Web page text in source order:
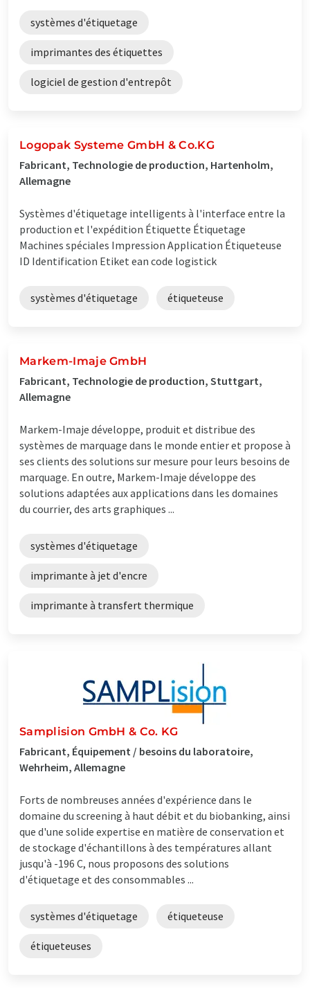
systèmes d'étiquetage
imprimantes des étiquettes
logiciel de gestion d'entrepôt
Logopak Systeme GmbH & Co.KG
Fabricant, Technologie de production, Hartenholm,
Allemagne
Systèmes d'étiquetage intelligents à l'interface entre la
production et l'expédition Étiquette Étiquetage
Machines spéciales Impression Application Étiqueteuse
ID Identification Etiket ean code logistick
systèmes d'étiquetage étiqueteuse
Markem-Imaje GmbH
Fabricant, Technologie de production, Stuttgart,
Allemagne
Markem-Imaje développe, produit et distribue des
systèmes de marquage dans le monde entier et propose à
ses clients des solutions sur mesure pour leurs besoins de
marquage. En outre, Markem-Imaje développe des
solutions adaptées aux applications dans les domaines
du courrier, des arts graphiques ...
systèmes d'étiquetage
imprimante à jet d'encre
imprimante à transfert thermique
Samplision GmbH & Co. KG
Fabricant, Équipement / besoins du laboratoire,
Wehrheim, Allemagne
Forts de nombreuses années d'expérience dans le
domaine du screening à haut débit et du biobanking, ainsi
que d'une solide expertise en matière de conservation et
de stockage d'échantillons à des températures allant
jusqu'à -196 C, nous proposons des solutions
d'étiquetage et des consommables ...
systèmes d'étiquetage étiqueteuse
étiqueteuses